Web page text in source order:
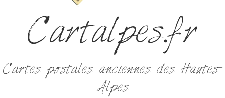
Cartalpes.fr
Cartes postales anciennes des Hautes-
Alpes